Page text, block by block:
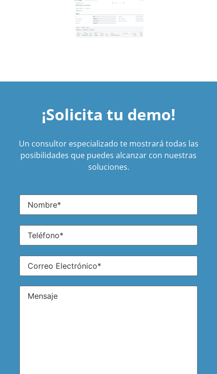
¡Solicita tu demo!
Un consultor especializado te mostrará todas las
posibilidades que puedes alcanzar con nuestras
soluciones.